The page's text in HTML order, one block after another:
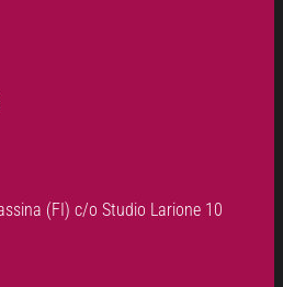
(FI) c/o Studio Larione 10